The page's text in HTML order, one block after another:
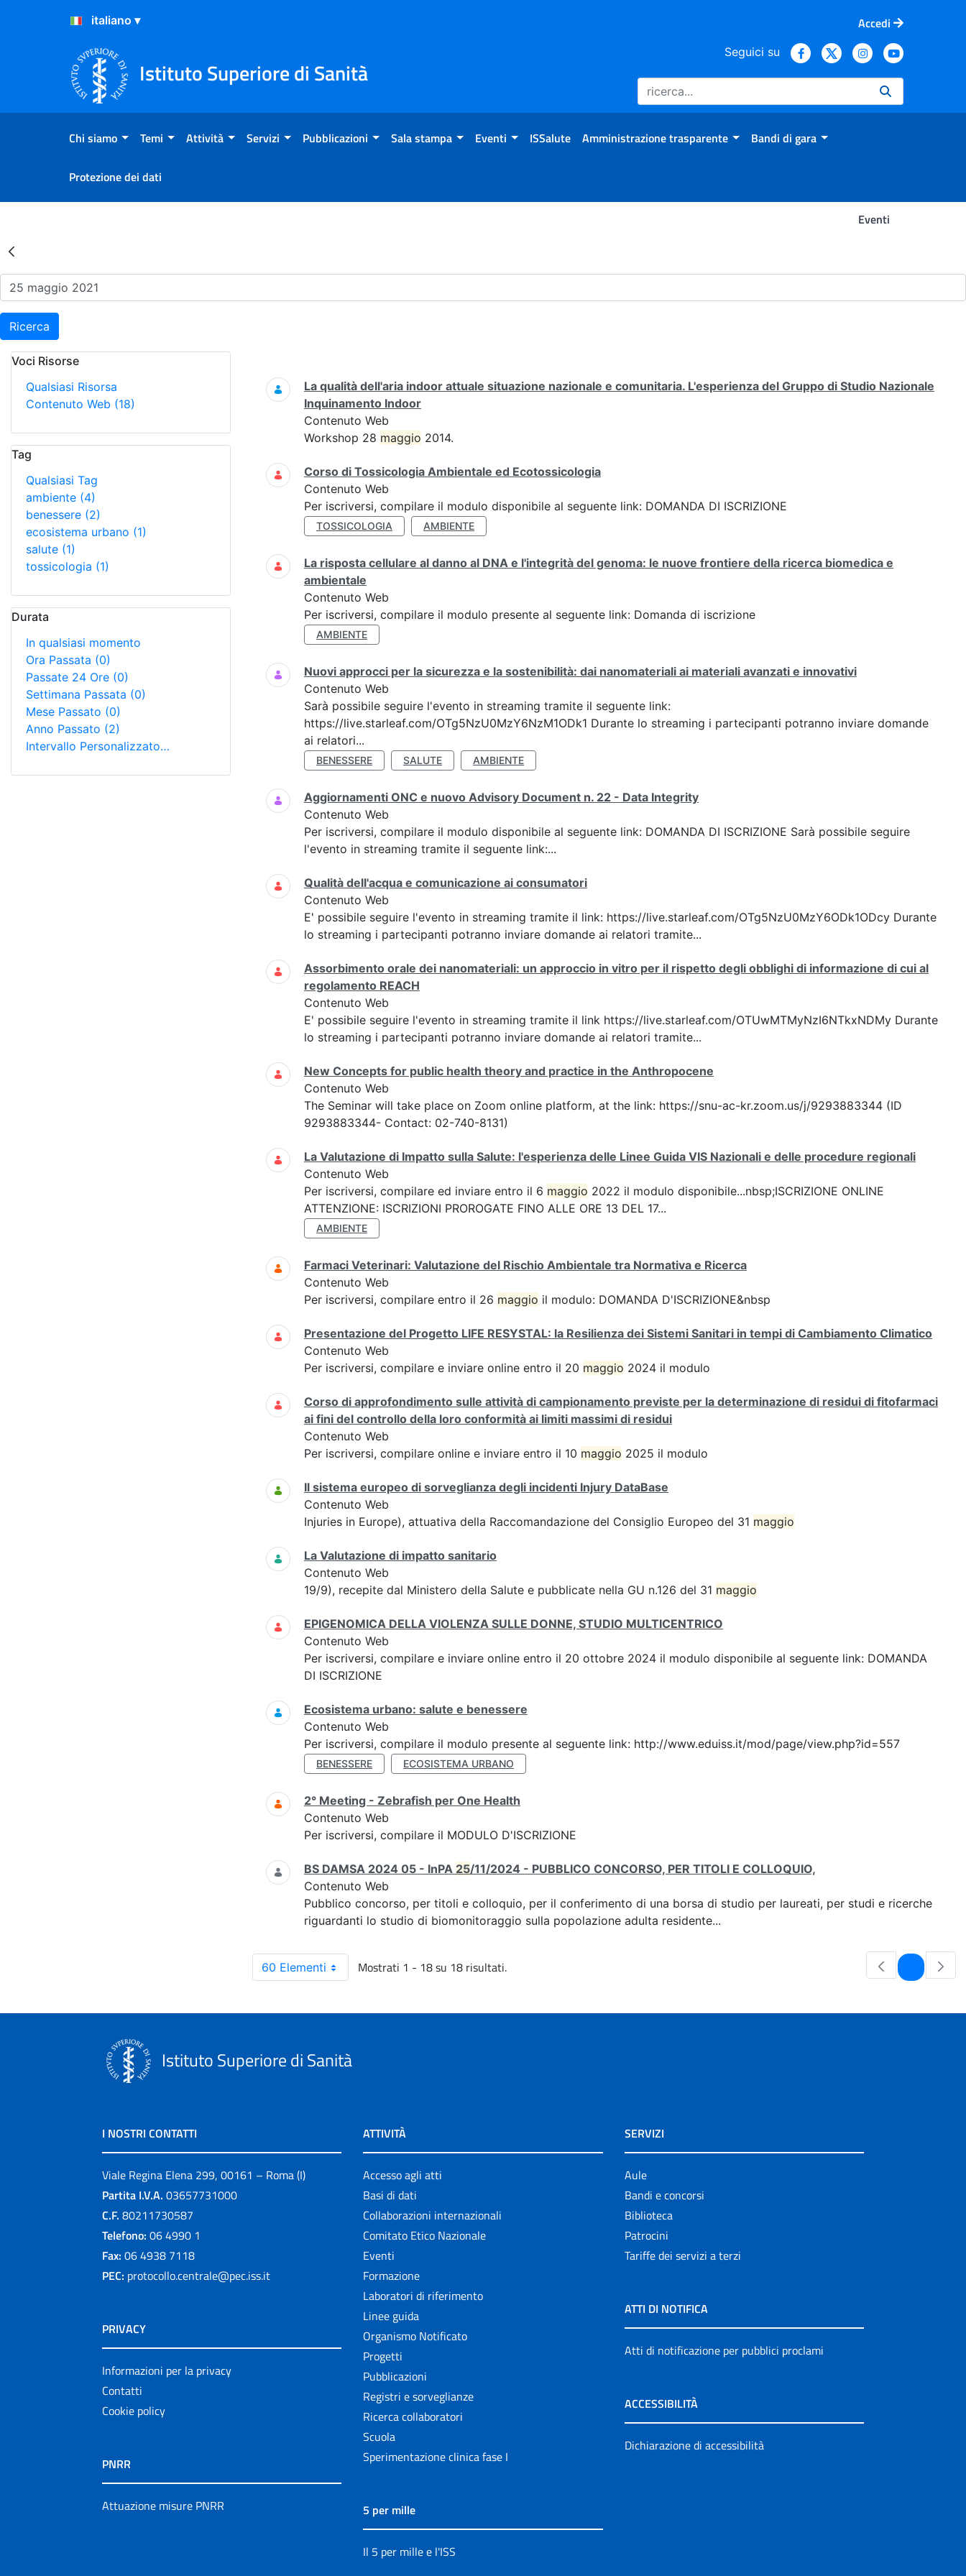
Salta al Contenuto
Salta al Footer
Accedi
Istituto Superiore di Sanità
Seguici su
Chi siamo Temi Attività Servizi Pubblicazioni Sala stampa Eventi ISSalute Amministrazione trasparente Bandi di gara
Protezione dei dati
Eventi
Risultati della Ricerca - Eventi
Ricerca
Voci Risorse
Qualsiasi Risorsa
Contenuto Web (18)
Tag
Qualsiasi Tag
ambiente (4)
benessere (2)
ecosistema urbano (1)
salute (1)
tossicologia (1)
Durata
In qualsiasi momento
Ora Passata (0)
Passate 24 Ore (0)
Settimana Passata (0)
Mese Passato (0)
Anno Passato (2)
Intervallo Personalizzato…
Ricerca
La qualità dell'aria indoor attuale situazione nazionale e comunitaria. L'esperienza del Gruppo di Studio Nazionale
Inquinamento Indoor
Contenuto Web
Workshop 28 maggio 2014.
Corso di Tossicologia Ambientale ed Ecotossicologia
Contenuto Web
Per iscriversi, compilare il modulo disponibile al seguente link: DOMANDA DI ISCRIZIONE
TOSSICOLOGIA AMBIENTE
La risposta cellulare al danno al DNA e l'integrità del genoma: le nuove frontiere della ricerca biomedica e
ambientale
Contenuto Web
Per iscriversi, compilare il modulo presente al seguente link: Domanda di iscrizione
AMBIENTE
Nuovi approcci per la sicurezza e la sostenibilità: dai nanomateriali ai materiali avanzati e innovativi
Contenuto Web
Sarà possibile seguire l'evento in streaming tramite il seguente link:
https://live.starleaf.com/OTg5NzU0MzY6NzM1ODk1 Durante lo streaming i partecipanti potranno inviare domande
ai relatori...
BENESSERE SALUTE AMBIENTE
Aggiornamenti ONC e nuovo Advisory Document n. 22 - Data Integrity
Contenuto Web
Per iscriversi, compilare il modulo disponibile al seguente link: DOMANDA DI ISCRIZIONE Sarà possibile seguire
l'evento in streaming tramite il seguente link:...
Qualità dell'acqua e comunicazione ai consumatori
Contenuto Web
E' possibile seguire l'evento in streaming tramite il link: https://live.starleaf.com/OTg5NzU0MzY6ODk1ODcy Durante
lo streaming i partecipanti potranno inviare domande ai relatori tramite...
Assorbimento orale dei nanomateriali: un approccio in vitro per il rispetto degli obblighi di informazione di cui al
regolamento REACH
Contenuto Web
E' possibile seguire l'evento in streaming tramite il link https://live.starleaf.com/OTUwMTMyNzI6NTkxNDMy Durante
lo streaming i partecipanti potranno inviare domande ai relatori tramite...
New Concepts for public health theory and practice in the Anthropocene
Contenuto Web
The Seminar will take place on Zoom online platform, at the link: https://snu-ac-kr.zoom.us/j/9293883344 (ID
9293883344- Contact: 02-740-8131)
La Valutazione di Impatto sulla Salute: l'esperienza delle Linee Guida VIS Nazionali e delle procedure regionali
Contenuto Web
Per iscriversi, compilare ed inviare entro il 6 maggio 2022 il modulo disponibile...nbsp;ISCRIZIONE ONLINE
ATTENZIONE: ISCRIZIONI PROROGATE FINO ALLE ORE 13 DEL 17...
AMBIENTE
Farmaci Veterinari: Valutazione del Rischio Ambientale tra Normativa e Ricerca
Contenuto Web
Per iscriversi, compilare entro il 26 maggio il modulo: DOMANDA D'ISCRIZIONE&nbsp
Presentazione del Progetto LIFE RESYSTAL: la Resilienza dei Sistemi Sanitari in tempi di Cambiamento Climatico
Contenuto Web
Per iscriversi, compilare e inviare online entro il 20 maggio 2024 il modulo
Corso di approfondimento sulle attività di campionamento previste per la determinazione di residui di fitofarmaci
ai fini del controllo della loro conformità ai limiti massimi di residui
Contenuto Web
Per iscriversi, compilare online e inviare entro il 10 maggio 2025 il modulo
Il sistema europeo di sorveglianza degli incidenti Injury DataBase
Contenuto Web
Injuries in Europe), attuativa della Raccomandazione del Consiglio Europeo del 31 maggio
La Valutazione di impatto sanitario
Contenuto Web
19/9), recepite dal Ministero della Salute e pubblicate nella GU n.126 del 31 maggio
EPIGENOMICA DELLA VIOLENZA SULLE DONNE, STUDIO MULTICENTRICO
Contenuto Web
Per iscriversi, compilare e inviare online entro il 20 ottobre 2024 il modulo disponibile al seguente link: DOMANDA
DI ISCRIZIONE
Ecosistema urbano: salute e benessere
Contenuto Web
Per iscriversi, compilare il modulo presente al seguente link: http://www.eduiss.it/mod/page/view.php?id=557
BENESSERE ECOSISTEMA URBANO
2° Meeting - Zebrafish per One Health
Contenuto Web
Per iscriversi, compilare il MODULO D'ISCRIZIONE
BS DAMSA 2024 05 - InPA 25/11/2024 - PUBBLICO CONCORSO, PER TITOLI E COLLOQUIO,
Contenuto Web
Pubblico concorso, per titoli e colloquio, per il conferimento di una borsa di studio per laureati, per studi e ricerche
riguardanti lo studio di biomonitoraggio sulla popolazione adulta residente...
60 Elementi Mostrati 1 - 18 su 18 risultati. Pagina
Istituto Superiore di Sanità
I NOSTRI CONTATTI
Viale Regina Elena 299, 00161 – Roma (I)
Partita I.V.A. 03657731000
C.F. 80211730587
Telefono: 06 4990 1
Fax: 06 4938 7118
PEC: protocollo.centrale@pec.iss.it
PRIVACY
Informazioni per la privacy
Contatti
Cookie policy
PNRR
Attuazione misure PNRR
ATTIVITÀ
Accesso agli atti
Basi di dati
Collaborazioni internazionali
Comitato Etico Nazionale
Eventi
Formazione
Laboratori di riferimento
Linee guida
Organismo Notificato
Progetti
Pubblicazioni
Registri e sorveglianze
Ricerca collaboratori
Scuola
Sperimentazione clinica fase I
5 per mille
Il 5 per mille e l'ISS
SERVIZI
Aule
Bandi e concorsi
Biblioteca
Patrocini
Tariffe dei servizi a terzi
ATTI DI NOTIFICA
Atti di notificazione per pubblici proclami
ACCESSIBILITÀ
Dichiarazione di accessibilità